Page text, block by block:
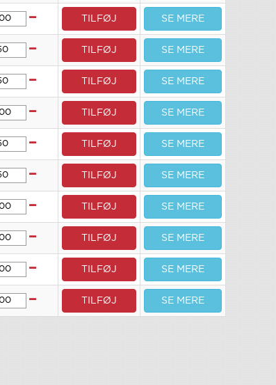
TILFØJ SE MERE
TILFØJ SE MERE
TILFØJ SE MERE
TILFØJ SE MERE
TILFØJ SE MERE
TILFØJ SE MERE
TILFØJ SE MERE
TILFØJ SE MERE
TILFØJ SE MERE
TILFØJ SE MERE